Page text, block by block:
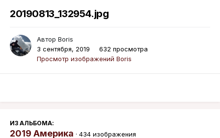
20190813_132954.jpg
Автор Boris
3 сентября, 2019
632 просмотра
Просмотр изображений Boris
ИЗ АЛЬБОМА:
2019 Америка · 434 изображения